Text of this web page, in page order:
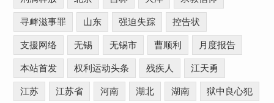
寻衅滋事罪 山东 强迫失踪 控告状
支援网络 无锡 无锡市 曹顺利 月度报告
本站首发 权利运动头条 残疾人 江天勇
江苏 江苏省 河南 湖北 湖南 狱中良心犯